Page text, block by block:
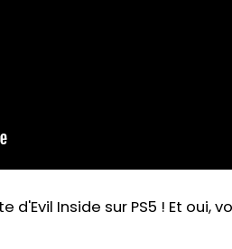
Inside sur PS5 ! Et oui,